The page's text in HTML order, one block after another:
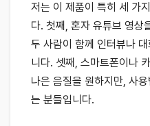
저는 이 제품이 특히 세 가
다. 첫째, 혼자 유튜브 영상
두 사람이 함께 인터뷰나
니다. 셋째, 스마트폰이나
나은 음질을 원하지만, 사
는 분들입니다.